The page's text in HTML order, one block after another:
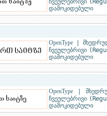
ჩვეულებრივი
დამოკიდებული
OpenType|
ჩვეულებრივი
დამოკიდებული
OpenType|
ჩვეულებრივი
დამოკიდებული